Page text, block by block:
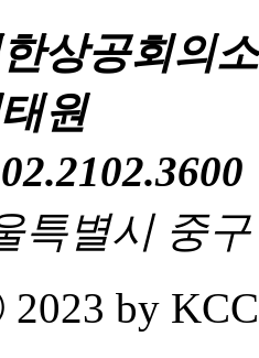
상공회의소
원
02.2102.3600
특별시 중
by